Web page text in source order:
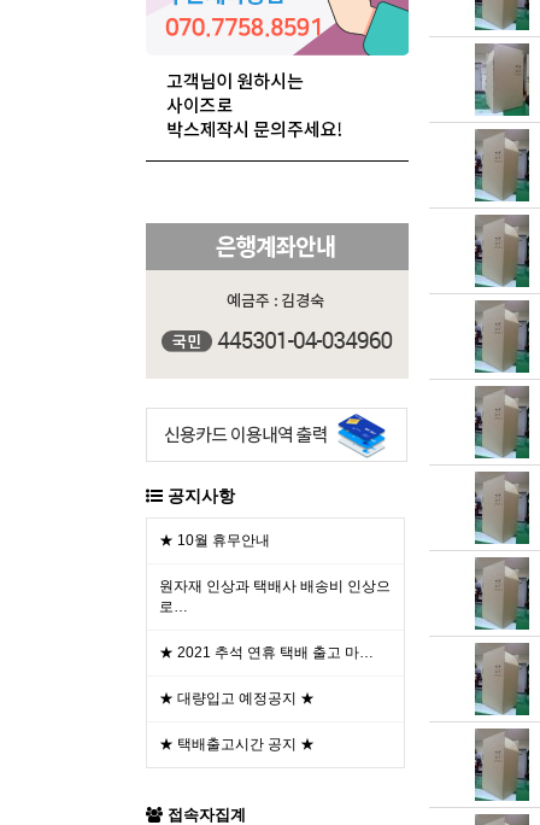
공지사항
★ 10월 휴무안내
원자재 인상과 택배사 배송비 인상으
로…
★ 2021 추석 연휴 택배 출고 마…
★ 대량입고 예정공지 ★
★ 택배출고시간 공지 ★
접속자집계